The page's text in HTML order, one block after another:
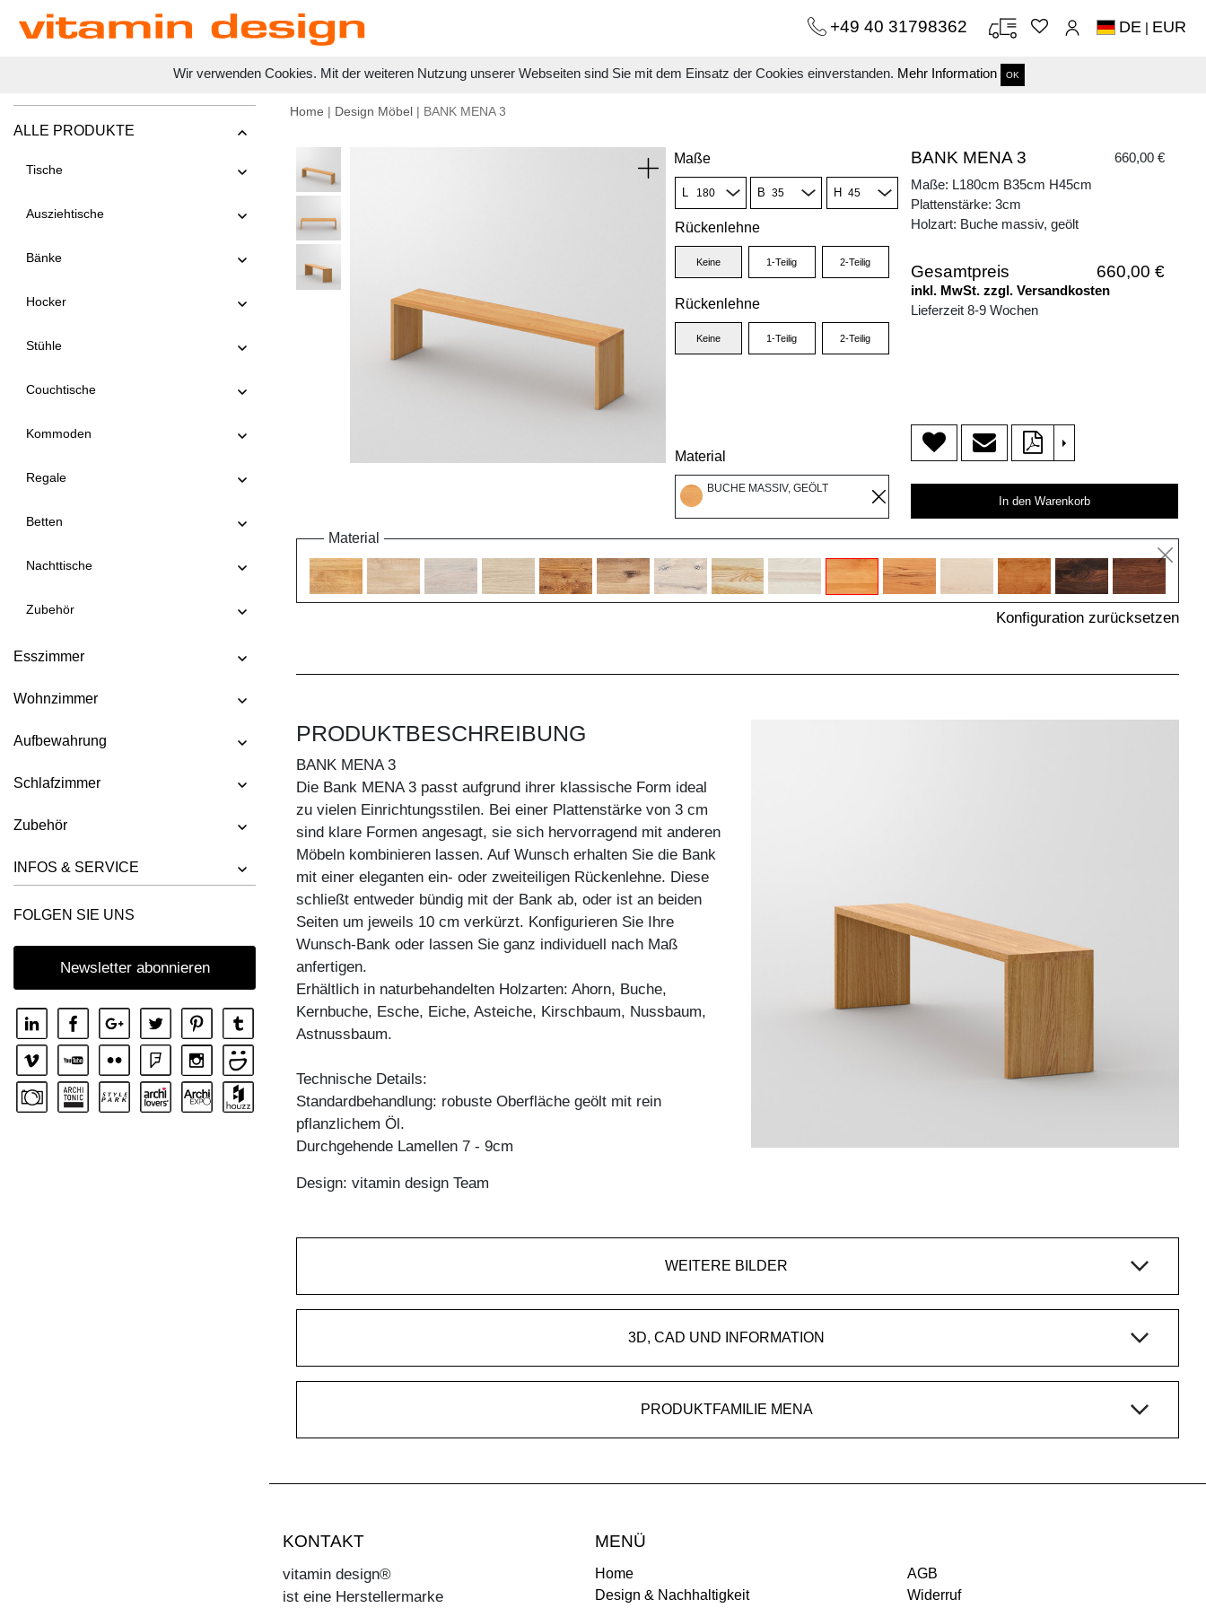
Wir verwenden Cookies. Mit der weiteren Nutzung unserer Webseiten sind Sie mit dem Einsatz der Cookies einverstanden. Mehr Information OK
+49 40 31798362 DE | EUR
ALLE PRODUKTE
Tische
Ausziehtische
Bänke
Hocker
Stühle
Couchtische
Kommoden
Regale
Betten
Nachttische
Zubehör
Esszimmer
Wohnzimmer
Aufbewahrung
Schlafzimmer
Zubehör
INFOS & SERVICE
FOLGEN SIE UNS
Newsletter abonnieren
Home | Design Möbel | BANK MENA 3
Maße
L B H
Rückenlehne
Keine 1-Teilig 2-Teilig
Rückenlehne
Keine 1-Teilig 2-Teilig
Material
BUCHE MASSIV, GEÖLT
BANK MENA 3
660,00 €
Maße: L180cm B35cm H45cm
Plattenstärke: 3cm
Holzart: Buche massiv, geölt
Gesamtpreis 660,00 €
inkl. MwSt. zzgl. Versandkosten
Lieferzeit 8-9 Wochen
>
In den Warenkorb
Material
Konfiguration zurücksetzen
PRODUKTBESCHREIBUNG
BANK MENA 3
Die Bank MENA 3 passt aufgrund ihrer klassische Form ideal
zu vielen Einrichtungsstilen. Bei einer Plattenstärke von 3 cm
sind klare Formen angesagt, sie sich hervorragend mit anderen
Möbeln kombinieren lassen. Auf Wunsch erhalten Sie die Bank
mit einer eleganten ein- oder zweiteiligen Rückenlehne. Diese
schließt entweder bündig mit der Bank ab, oder ist an beiden
Seiten um jeweils 10 cm verkürzt. Konfigurieren Sie Ihre
Wunsch-Bank oder lassen Sie ganz individuell nach Maß
anfertigen.
Erhältlich in naturbehandelten Holzarten: Ahorn, Buche,
Kernbuche, Esche, Eiche, Asteiche, Kirschbaum, Nussbaum,
Astnussbaum.
Technische Details:
Standardbehandlung: robuste Oberfläche geölt mit rein
pflanzlichem Öl.
Durchgehende Lamellen 7 - 9cm
Design: vitamin design Team
WEITERE BILDER
3D, CAD UND INFORMATION
PRODUKTFAMILIE MENA
KONTAKT
vitamin design®
ist eine Herstellermarke
MENÜ
Home
Design & Nachhaltigkeit
AGB
Widerruf